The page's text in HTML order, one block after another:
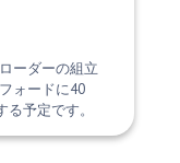
ーダーの組立
ォードに40
予定です。